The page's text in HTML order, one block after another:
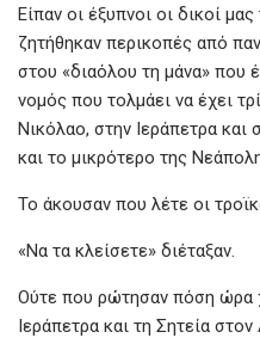
Είπαν οι έξυπνοι οι δικοί
ζητήθηκαν περικοπές από
στου «διαόλου τη μάνα» που
νομός που τολμάει να έχει
Νικόλαο, στην Ιεράπετρα και
και το μικρότερο της
Το άκουσαν που λέτε οι
«Να τα κλείσετε» διέταξαν.
Ούτε που ρώτησαν πόση ώρα
Ιεράπετρα και τη Σητεία